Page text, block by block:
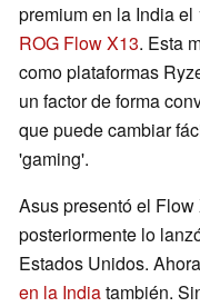
premium en la India
ROG Flow X13. Esta
como plataformas
un factor de forma
que puede cambiar
'gaming'.
Asus presentó el
posteriormente lo
Estados Unidos.
en la Indiatambién.